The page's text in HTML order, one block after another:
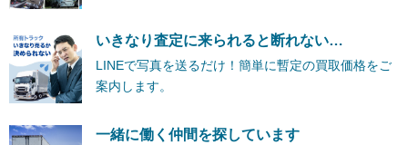
いきなり査定に来られると断れない…
LINEで写真を送るだけ！簡単に暫定の買取価格をご
案内します。
一緒に働く仲間を探しています